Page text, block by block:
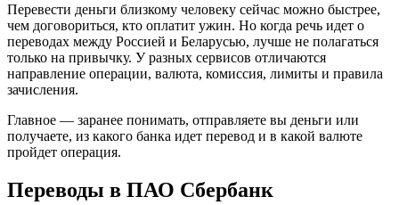
Перевести деньги близкому человеку сейчас можно быстрее,
чем договориться, кто оплатит ужин. Но когда речь идет о
переводах между Россией и Беларусью, лучше не полагаться
только на привычку. У разных сервисов отличаются
направление операции, валюта, комиссия, лимиты и правила
зачисления.
Главное — заранее понимать, отправляете вы деньги или
получаете, из какого банка идет перевод и в какой валюте
пройдет операция.
Переводы в ПАО Сбербанк